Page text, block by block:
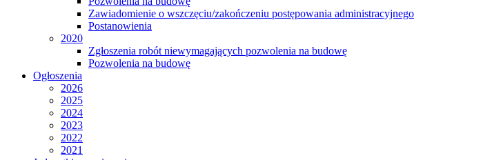
Zawiadomienie o wszczęciu/zakończeniu postępowania administracyjnego
Postanowienia
2020
Zgłoszenia robót niewymagających pozwolenia na budowę
Pozwolenia na budowę
Ogłoszenia
2026
2025
2024
2023
2022
2021